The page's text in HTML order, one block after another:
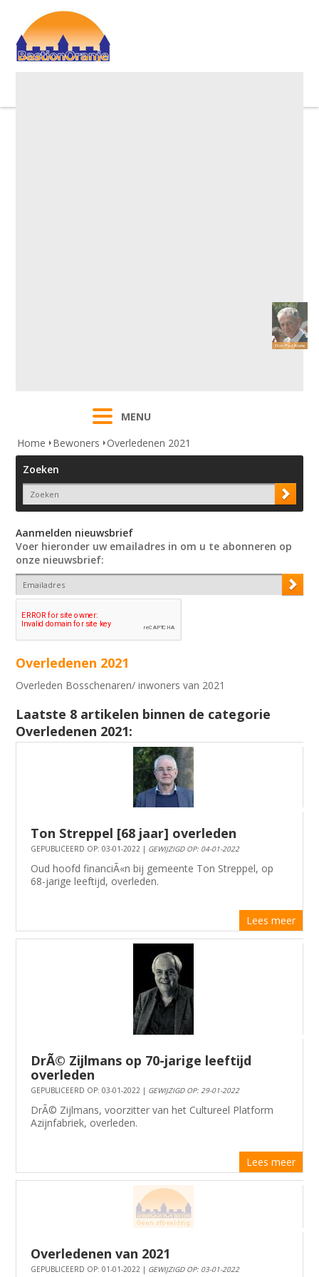
MENU
Home
Bewoners
Overledenen 2021
Zoeken
Aanmelden nieuwsbrief
Voer hieronder uw emailadres in om u te abonneren op
onze nieuwsbrief:
Overledenen 2021
Overleden Bosschenaren/ inwoners van 2021
Laatste 8 artikelen binnen de categorie
Overledenen 2021:
Ton Streppel [68 jaar] overleden
GEPUBLICEERD OP: 03-01-2022 | GEWIJZIGD OP: 04-01-2022
Oud hoofd financiÃ«n bij gemeente Ton Streppel, op
68-jarige leeftijd, overleden.
Lees meer
DrÃ© Zijlmans op 70-jarige leeftijd
overleden
GEPUBLICEERD OP: 03-01-2022 | GEWIJZIGD OP: 29-01-2022
DrÃ© Zijlmans, voorzitter van het Cultureel Platform
Azijnfabriek, overleden.
Lees meer
Overledenen van 2021
GEPUBLICEERD OP: 01-01-2022 | GEWIJZIGD OP: 03-01-2022